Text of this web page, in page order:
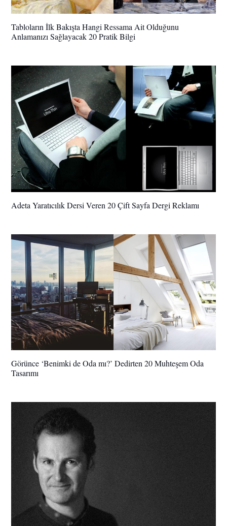
Tabloların İlk Bakışta Hangi Ressama Ait Olduğunu
Anlamanızı Sağlayacak 20 Pratik Bilgi
Adeta Yaratıcılık Dersi Veren 20 Çift Sayfa Dergi Reklamı
Görünce ‘Benimki de Oda mı?’ Dedirten 20 Muhteşem Oda
Tasarımı